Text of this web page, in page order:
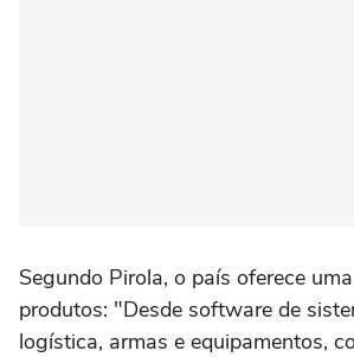
Segundo Pirola, o país oferece
produtos: "Desde software de
logística, armas e equipamentos,